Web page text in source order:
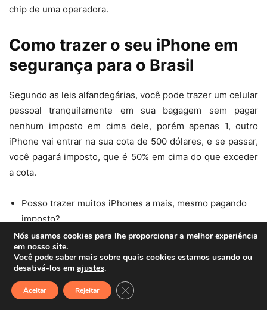
chip de uma operadora.
Como trazer o seu iPhone em
segurança para o Brasil
Segundo as leis alfandegárias, você pode trazer um celular
pessoal tranquilamente em sua bagagem sem pagar
nenhum imposto em cima dele, porém apenas 1, outro
iPhone vai entrar na sua cota de 500 dólares, e se passar,
você pagará imposto, que é 50% em cima do que exceder
a cota.
Posso trazer muitos iPhones a mais, mesmo pagando
imposto?
Não. Segundo as leis alfandegárias, você pode trazer
produtos somente de cunho pessoal, tudo que se
caracterize comércio, ele será impedido de entrar no
Brasil, ou seja, ele ficará retido sem direto a retirar.
Nós usamos cookies para lhe proporcionar a melhor experiência
em nosso site.
Você pode saber mais sobre quais cookies estamos usando ou
desativá-los em ajustes.
Aceitar Rejeitar Close GDPR Cookie Banner